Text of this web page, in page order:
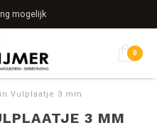
mogelijk
0
Vulplaatje 3 mm
3 MM